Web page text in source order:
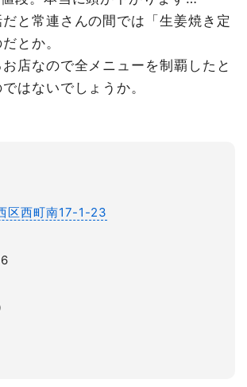
と常連さんの間では「生姜焼き定
とか。
店なので全メニューを制覇したと
はないでしょうか。
区西町南17-1-23